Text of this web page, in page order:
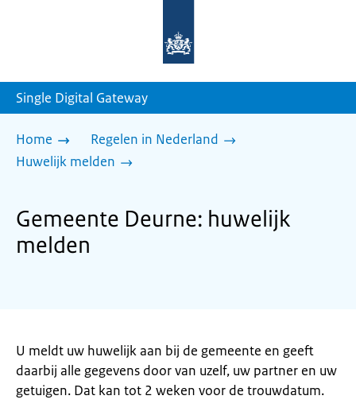
homepage
Single Digital Gateway
Home
Regelen in Nederland
Huwelijk melden
Gemeente Deurne: huwelijk
melden
U meldt uw huwelijk aan bij de gemeente en geeft
daarbij alle gegevens door van uzelf, uw partner en uw
getuigen. Dat kan tot 2 weken voor de trouwdatum.